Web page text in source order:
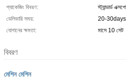
প্যাকেজিং বিবরণ:
স্ট্যান্ডার্ড
ডেলিভারি সময়:
20-30days
যোগানের ক্ষমতা:
মাসে 10 সেট
বিবরণ
মেশিন মেশিন